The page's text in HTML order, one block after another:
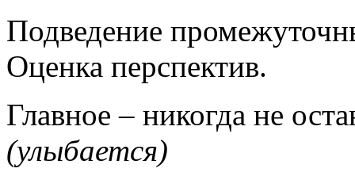
Подведение
Оценка перспектив.
Главное – никогда не
(улыбается)